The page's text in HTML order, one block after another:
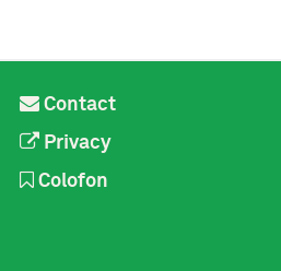
Contact
Privacy
Colofon